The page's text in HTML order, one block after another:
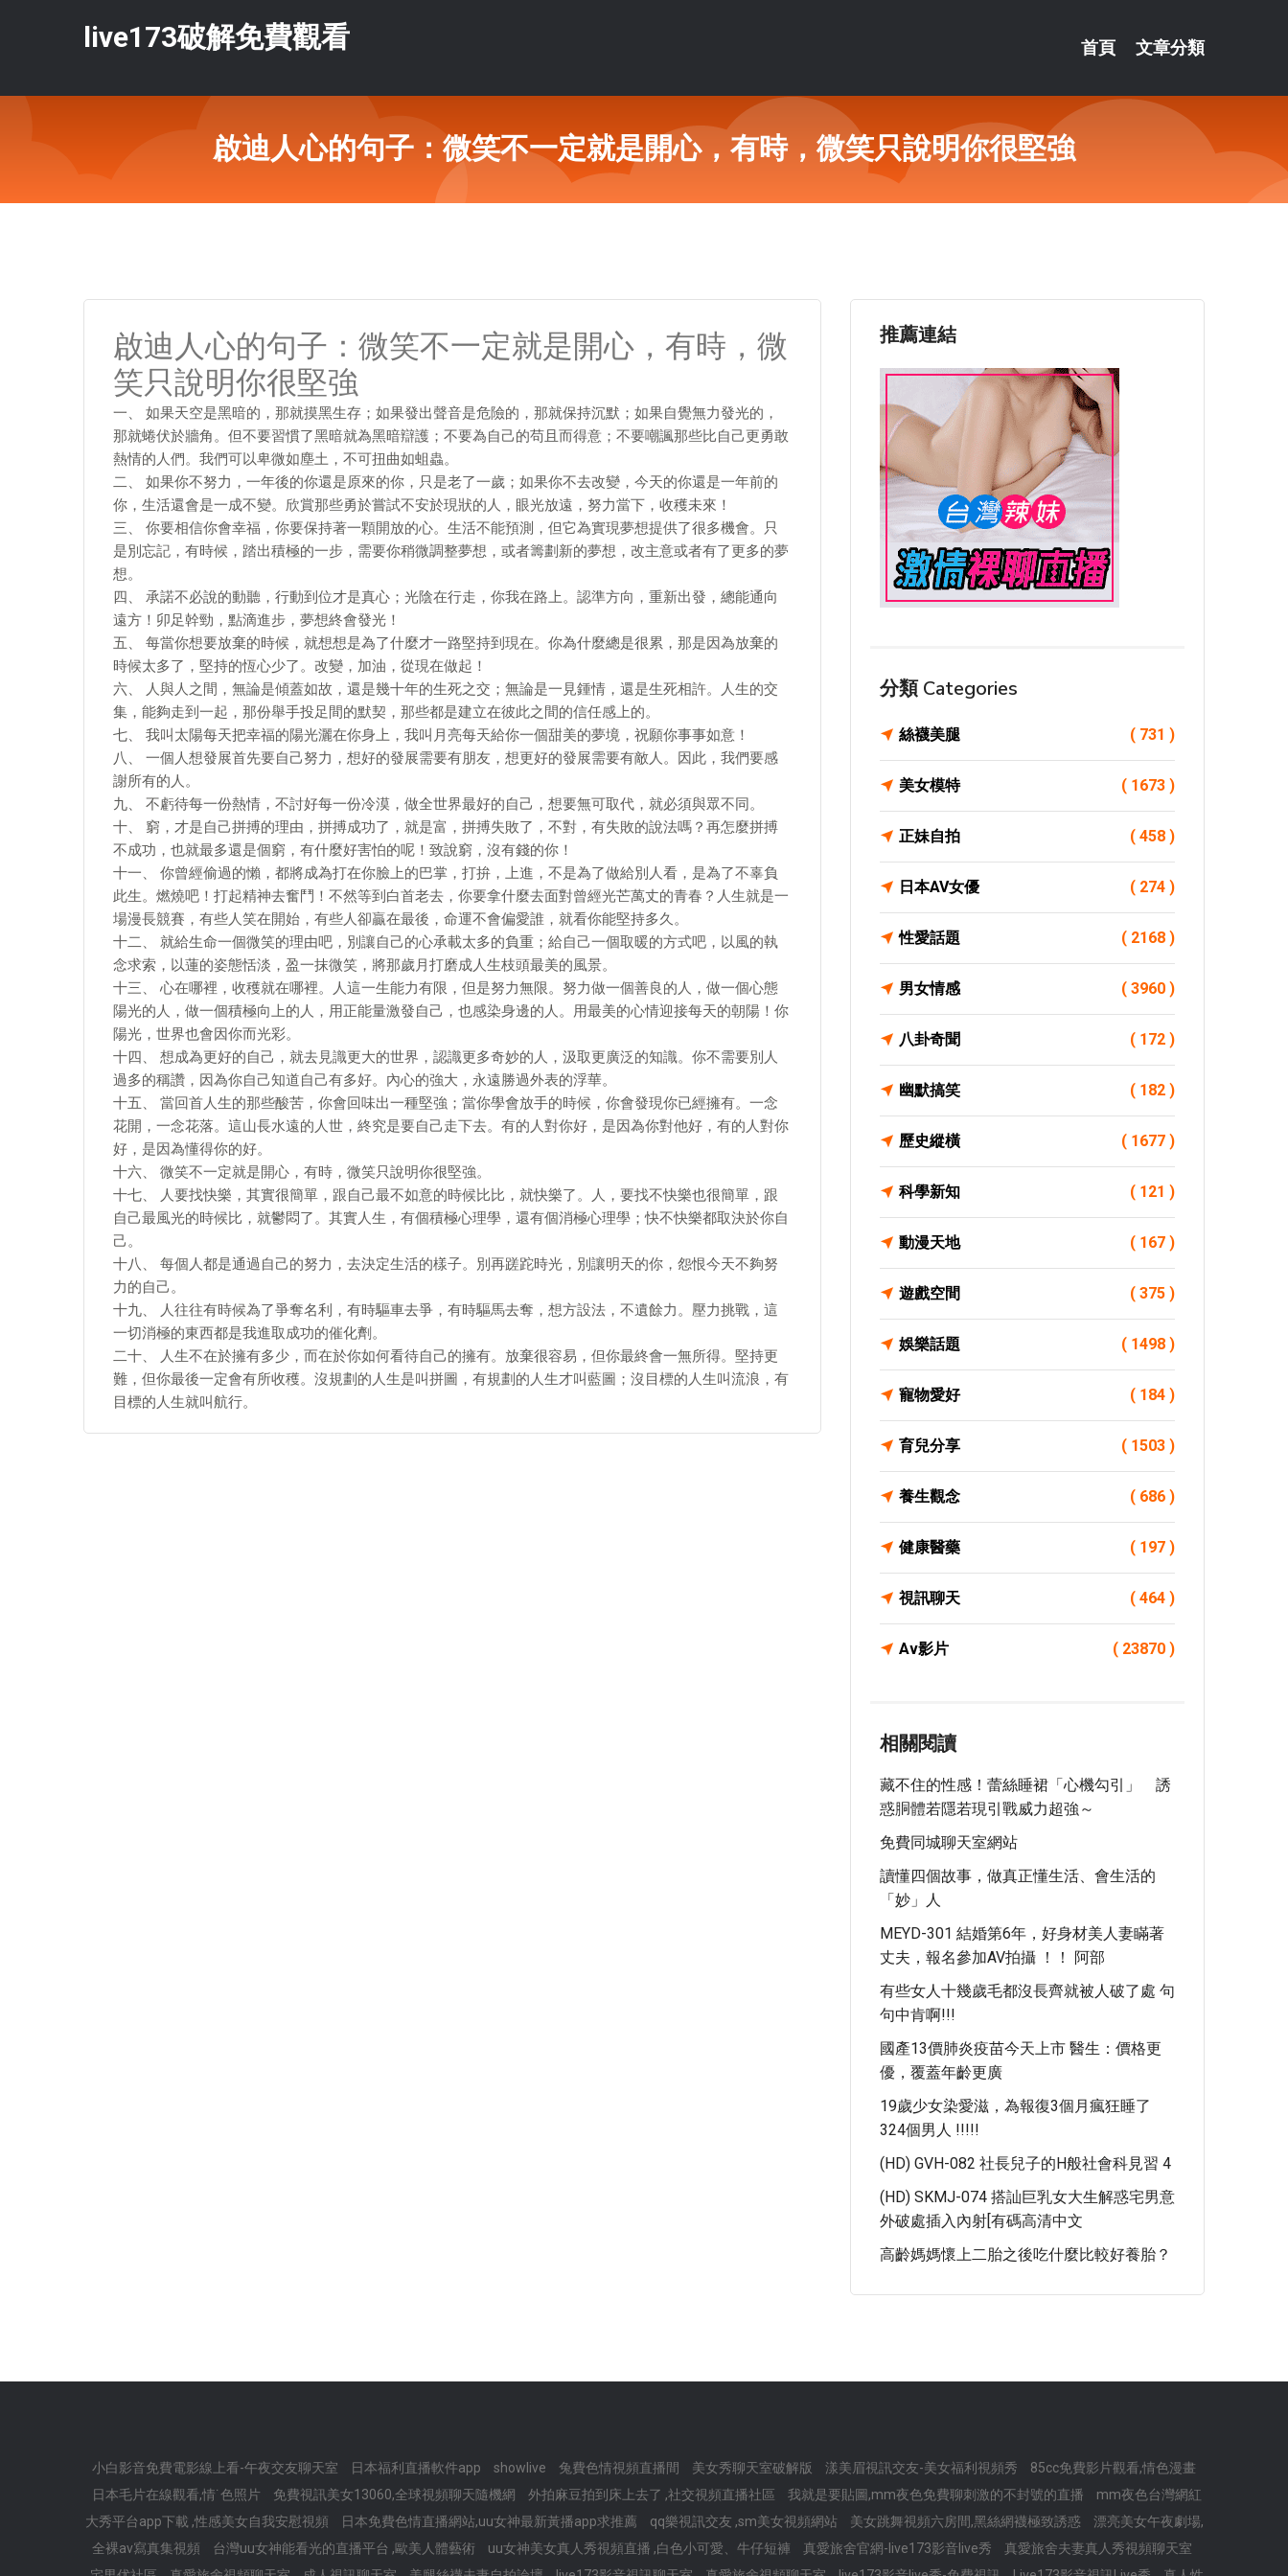
live173破解免費觀看 首頁 文章分類
啟迪人心的句子：微笑不一定就是開心，有時，微笑只說明你很堅強
啟迪人心的句子：微笑不一定就是開心，有時，微
笑只說明你很堅強
一、 如果天空是黑暗的，那就摸黑生存；如果發出聲音是危險的，那就保持沉默；如果自覺無力發光的，
那就蜷伏於牆角。但不要習慣了黑暗就為黑暗辯護；不要為自己的苟且而得意；不要嘲諷那些比自己更勇敢
熱情的人們。我們可以卑微如塵土，不可扭曲如蛆蟲。
二、 如果你不努力，一年後的你還是原來的你，只是老了一歲；如果你不去改變，今天的你還是一年前的
你，生活還會是一成不變。欣賞那些勇於嘗試不安於現狀的人，眼光放遠，努力當下，收穫未來！
三、 你要相信你會幸福，你要保持著一顆開放的心。生活不能預測，但它為實現夢想提供了很多機會。只
是別忘記，有時候，踏出積極的一步，需要你稍微調整夢想，或者籌劃新的夢想，改主意或者有了更多的夢
想。
四、 承諾不必說的動聽，行動到位才是真心；光陰在行走，你我在路上。認準方向，重新出發，總能通向
遠方！卯足幹勁，點滴進步，夢想終會發光！
五、 每當你想要放棄的時候，就想想是為了什麼才一路堅持到現在。你為什麼總是很累，那是因為放棄的
時候太多了，堅持的恆心少了。改變，加油，從現在做起！
六、 人與人之間，無論是傾蓋如故，還是幾十年的生死之交；無論是一見鍾情，還是生死相許。人生的交
集，能夠走到一起，那份舉手投足間的默契，那些都是建立在彼此之間的信任感上的。
七、 我叫太陽每天把幸福的陽光灑在你身上，我叫月亮每天給你一個甜美的夢境，祝願你事事如意！
八、 一個人想發展首先要自己努力，想好的發展需要有朋友，想更好的發展需要有敵人。因此，我們要感
謝所有的人。
九、 不虧待每一份熱情，不討好每一份冷漠，做全世界最好的自己，想要無可取代，就必須與眾不同。
十、 窮，才是自己拼搏的理由，拼搏成功了，就是富，拼搏失敗了，不對，有失敗的說法嗎？再怎麼拼搏
不成功，也就最多還是個窮，有什麼好害怕的呢！致說窮，沒有錢的你！
十一、 你曾經偷過的懶，都將成為打在你臉上的巴掌，打拚，上進，不是為了做給別人看，是為了不辜負
此生。燃燒吧！打起精神去奮鬥！不然等到白首老去，你要拿什麼去面對曾經光芒萬丈的青春？人生就是一
場漫長競賽，有些人笑在開始，有些人卻贏在最後，命運不會偏愛誰，就看你能堅持多久。
十二、 就給生命一個微笑的理由吧，別讓自己的心承載太多的負重；給自己一個取暖的方式吧，以風的執
念求索，以蓮的姿態恬淡，盈一抹微笑，將那歲月打磨成人生枝頭最美的風景。
十三、 心在哪裡，收穫就在哪裡。人這一生能力有限，但是努力無限。努力做一個善良的人，做一個心態
陽光的人，做一個積極向上的人，用正能量激發自己，也感染身邊的人。用最美的心情迎接每天的朝陽！你
陽光，世界也會因你而光彩。
十四、 想成為更好的自己，就去見識更大的世界，認識更多奇妙的人，汲取更廣泛的知識。你不需要別人
過多的稱讚，因為你自己知道自己有多好。內心的強大，永遠勝過外表的浮華。
十五、 當回首人生的那些酸苦，你會回味出一種堅強；當你學會放手的時候，你會發現你已經擁有。一念
花開，一念花落。這山長水遠的人世，終究是要自己走下去。有的人對你好，是因為你對他好，有的人對你
好，是因為懂得你的好。
十六、 微笑不一定就是開心，有時，微笑只說明你很堅強。
十七、 人要找快樂，其實很簡單，跟自己最不如意的時候比比，就快樂了。人，要找不快樂也很簡單，跟
自己最風光的時候比，就鬱悶了。其實人生，有個積極心理學，還有個消極心理學；快不快樂都取決於你自
己。
十八、 每個人都是通過自己的努力，去決定生活的樣子。別再蹉跎時光，別讓明天的你，怨恨今天不夠努
力的自己。
十九、 人往往有時候為了爭奪名利，有時驅車去爭，有時驅馬去奪，想方設法，不遺餘力。壓力挑戰，這
一切消極的東西都是我進取成功的催化劑。
二十、 人生不在於擁有多少，而在於你如何看待自己的擁有。放棄很容易，但你最終會一無所得。堅持更
難，但你最後一定會有所收穫。沒規劃的人生是叫拼圖，有規劃的人生才叫藍圖；沒目標的人生叫流浪，有
目標的人生就叫航行。
推薦連結
分類 Categories
絲襪美腿 ( 731 )
美女模特 ( 1673 )
正妹自拍 ( 458 )
日本AV女優 ( 274 )
性愛話題 ( 2168 )
男女情感 ( 3960 )
八卦奇聞 ( 172 )
幽默搞笑 ( 182 )
歷史縱橫 ( 1677 )
科學新知 ( 121 )
動漫天地 ( 167 )
遊戲空間 ( 375 )
娛樂話題 ( 1498 )
寵物愛好 ( 184 )
育兒分享 ( 1503 )
養生觀念 ( 686 )
健康醫藥 ( 197 )
視訊聊天 ( 464 )
Av影片 ( 23870 )
相關閱讀
藏不住的性感！蕾絲睡裙「心機勾引」 誘
惑胴體若隱若現引戰威力超強～
免費同城聊天室網站
讀懂四個故事，做真正懂生活、會生活的
「妙」人
MEYD-301 結婚第6年，好身材美人妻瞞著
丈夫，報名參加AV拍攝 ！！ 阿部
有些女人十幾歲毛都沒長齊就被人破了處 句
句中肯啊!!!
國產13價肺炎疫苗今天上市 醫生：價格更
優，覆蓋年齡更廣
19歲少女染愛滋，為報復3個月瘋狂睡了
324個男人 !!!!!
(HD) GVH-082 社長兒子的H般社會科見習 4
(HD) SKMJ-074 搭訕巨乳女大生解惑宅男意
外破處插入內射[有碼高清中文
高齡媽媽懷上二胎之後吃什麼比較好養胎？
小白影音免費電影線上看-午夜交友聊天室 日本福利直播軟件app showlive 兔費色情視頻直播間 美女秀聊天室破解版 漾美眉視訊交友-美女福利視頻秀
85cc免費影片觀看,情色漫畫
日本毛片在線觀看,情˙色照片
免費視訊美女13060,全球視頻聊天隨機網 外拍麻豆拍到床上去了 ,社交視頻直播社區 我就是要貼圖,mm夜色免費聊刺激的不封號的直播
mm夜色台灣網紅
大秀平台app下載 ,性感美女自我安慰視頻
日本免費色情直播網站,uu女神最新黃播app求推薦 qq樂視訊交友 ,sm美女視頻網站 美女跳舞視頻六房間,黑絲網襪極致誘惑
漂亮美女午夜劇場,
全裸av寫真集視頻
台灣uu女神能看光的直播平台 ,歐美人體藝術 uu女神美女真人秀視頻直播 ,白色小可愛、牛仔短褲 真愛旅舍官網-live173影音live秀
真愛旅舍夫妻真人秀視頻聊天室